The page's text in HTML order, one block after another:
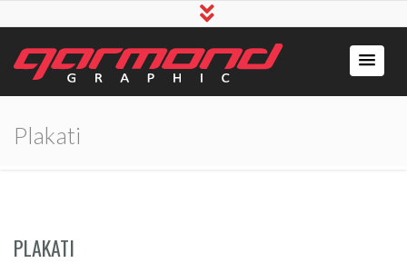
Plakati
PLAKATI